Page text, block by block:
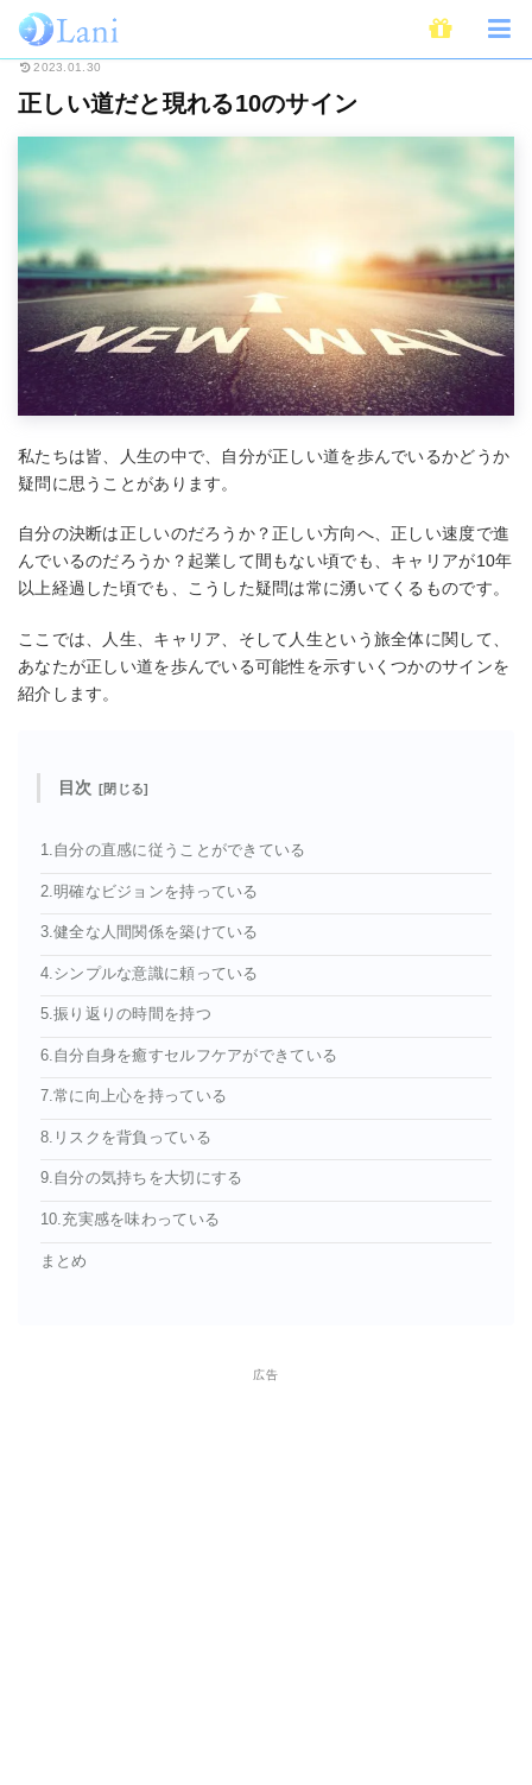
ホーム スピリチュアル
2023.01.30
正しい道だと現れる10のサイン
私たちは皆、人生の中で、自分が正しい道を歩んでいるかどうか
疑問に思うことがあります。
自分の決断は正しいのだろうか？正しい方向へ、正しい速度で進
んでいるのだろうか？起業して間もない頃でも、キャリアが10年
以上経過した頃でも、こうした疑問は常に湧いてくるものです。
ここでは、人生、キャリア、そして人生という旅全体に関して、
あなたが正しい道を歩んでいる可能性を示すいくつかのサインを
紹介します。
目次
1.自分の直感に従うことができている
2.明確なビジョンを持っている
3.健全な人間関係を築けている
4.シンプルな意識に頼っている
5.振り返りの時間を持つ
6.自分自身を癒すセルフケアができている
7.常に向上心を持っている
8.リスクを背負っている
9.自分の気持ちを大切にする
10.充実感を味わっている
まとめ
広告